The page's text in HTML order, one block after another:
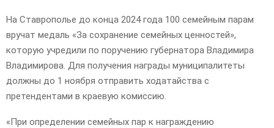
На Ставрополье до конца 2024 года 100 семейным парам
вручат медаль «За сохранение семейных ценностей»,
которую учредили по поручению губернатора Владимира
Владимирова. Для получения награды муниципалитеты
должны до 1 ноября отправить ходатайства с
претендентами в краевую комиссию.
«При определении семейных пар к награждению